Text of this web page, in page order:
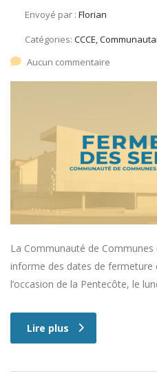
Envoyé par : Florian
Catégories: CCCE,
Aucun commentaire
La Communauté de
informe des dates de fermeture
l’occasion de la Pentecôte, le
Lire plus